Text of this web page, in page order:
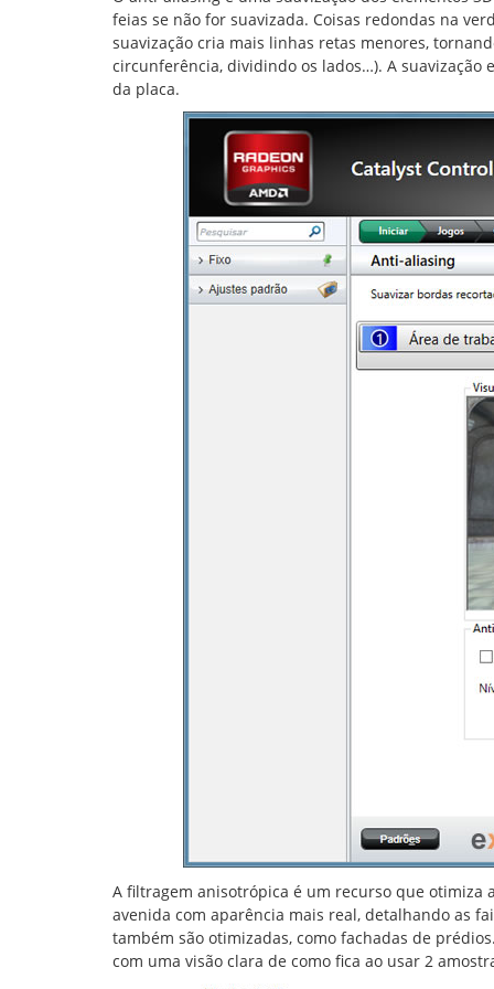
feias se não for suavizada. Coisas redondas na
suavização cria mais linhas retas menores,
circunferência, dividindo os lados…). A suavização
da placa.
A filtragem anisotrópica é um recurso que otimiza
avenida com aparência mais real, detalhando as
também são otimizadas, como fachadas de
com uma visão clara de como fica ao usar 2